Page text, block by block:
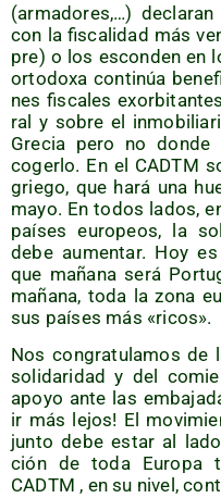
(arma­do­res,…)
con la fis­ca­li­dad más
pre) o los escon­den en
orto­do­xa con­ti­núa
nes fis­ca­les
ral y sobre el
Gre­cia pero no
coger­lo. En el CADTM
grie­go, que hará una
mayo. En todos lados,
paí­ses euro­peos, la
debe aumen­tar. Hoy
que maña­na será
maña­na, toda la zona
sus paí­ses más «ricos».
Nos con­gra­tu­la­mos de
soli­da­ri­dad y del
apo­yo ante las
ir más lejos! El
jun­to debe estar al
ción de toda Euro­pa
CADTM , en su nivel,